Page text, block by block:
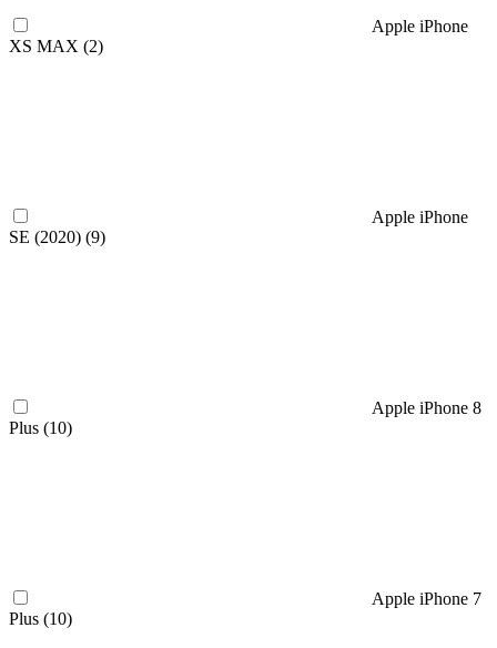
Apple iPhone
XS MAX (2)
Apple iPhone
SE (2020) (9)
Apple iPhone 8
Plus (10)
Apple iPhone 7
Plus (10)